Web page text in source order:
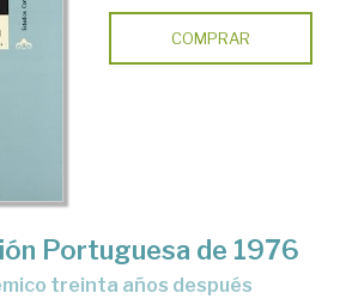
COMPRAR
Portuguesa de 1976
treinta años después